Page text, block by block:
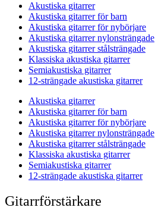
Akustiska gitarrer
Akustiska gitarrer för barn
Akustiska gitarrer för nybörjare
Akustiska gitarrer nylonsträngade
Akustiska gitarrer stålsträngade
Klassiska akustiska gitarrer
Semiakustiska gitarrer
12-strängade akustiska gitarrer
Akustiska gitarrer
Akustiska gitarrer för barn
Akustiska gitarrer för nybörjare
Akustiska gitarrer nylonsträngade
Akustiska gitarrer stålsträngade
Klassiska akustiska gitarrer
Semiakustiska gitarrer
12-strängade akustiska gitarrer
Gitarrförstärkare